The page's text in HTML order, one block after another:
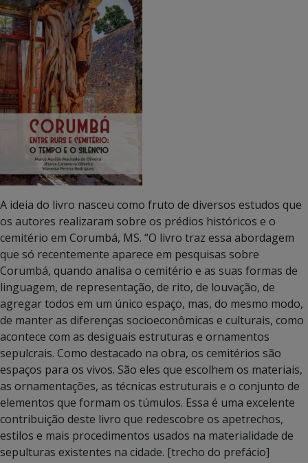
A ideia do livro nasceu como fruto de diversos estudos que
os autores realizaram sobre os prédios históricos e o
cemitério em Corumbá, MS. “O livro traz essa abordagem
que só recentemente aparece em pesquisas sobre
Corumbá, quando analisa o cemitério e as suas formas de
linguagem, de representação, de rito, de louvação, de
agregar todos em um único espaço, mas, do mesmo modo,
de manter as diferenças socioeconômicas e culturais, como
acontece com as desiguais estruturas e ornamentos
sepulcrais. Como destacado na obra, os cemitérios são
espaços para os vivos. São eles que escolhem os materiais,
as ornamentações, as técnicas estruturais e o conjunto de
elementos que formam os túmulos. Essa é uma excelente
contribuição deste livro que redescobre os apetrechos,
estilos e mais procedimentos usados na materialidade de
sepulturas existentes na cidade. [trecho do prefácio]